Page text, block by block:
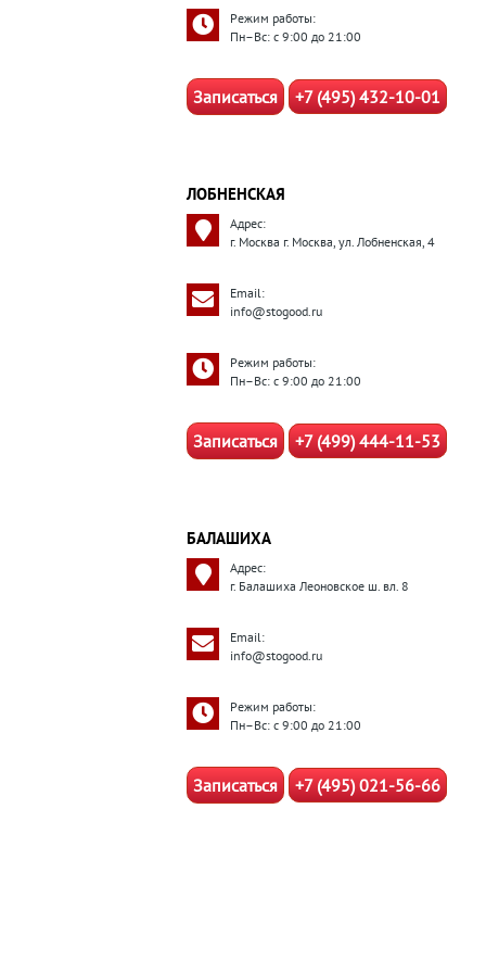
Режим работы:
Пн–Вс: с 9:00 до 21:00
Записаться +7 (495) 432-10-01
ЛОБНЕНСКАЯ
Адрес:
г. Москва г. Москва, ул. Лобненская, 4
Email:
info@stogood.ru
Режим работы:
Пн–Вс: с 9:00 до 21:00
Записаться +7 (499) 444-11-53
БАЛАШИХА
Адрес:
г. Балашиха Леоновское ш. вл. 8
Email:
info@stogood.ru
Режим работы:
Пн–Вс: с 9:00 до 21:00
Записаться +7 (495) 021-56-66